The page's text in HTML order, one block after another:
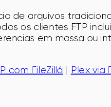
de arquivos
os clientes FTP
em massa ou
com FileZillá | Plex via